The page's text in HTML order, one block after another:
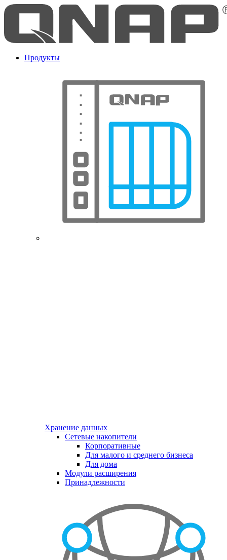
Продукты
Хранение данных
Сетевые накопители
Корпоративные
Для малого и среднего бизнеса
Для дома
Модули расширения
Принадлежности